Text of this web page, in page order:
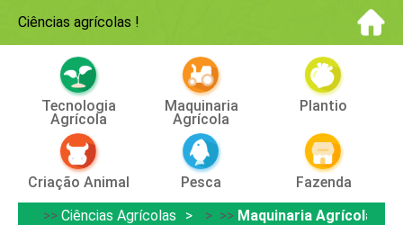
Ciências agrícolas !
Tecnologia
Agrícola
Maquinaria
Agrícola
Plantio
Criação Animal Pesca
Fazenda
>> Ciências Agrícolas > >> Maquinaria Agrícola